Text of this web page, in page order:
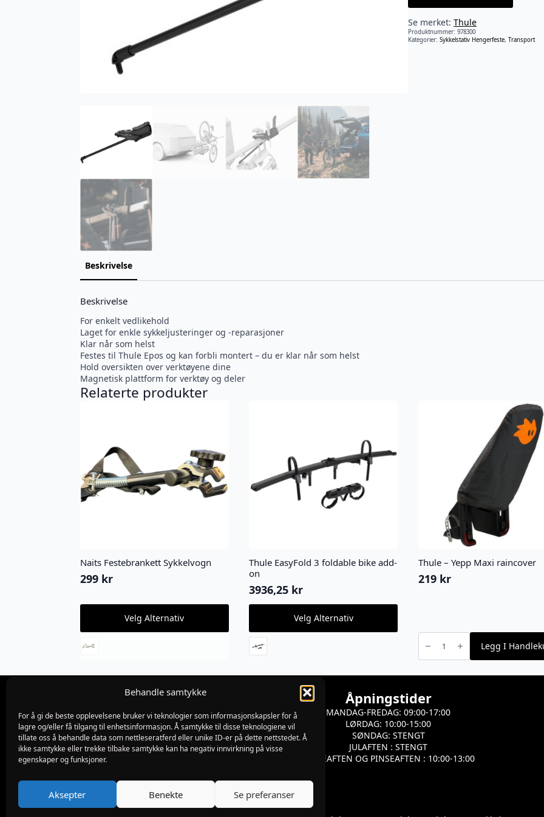
Behandle samtykke
For å gi de beste opplevelsene bruker vi teknologier som informasjonskapsler for å
lagre og/eller få tilgang til enhetsinformasjon. Å samtykke til disse teknologiene vil
tillate oss å behandle data som nettleseratferd eller unike ID-er på dette nettstedet. Å
ikke samtykke eller trekke tilbake samtykke kan ha negativ innvirkning på visse
egenskaper og funksjoner.
Aksepter Benekte Se preferanser
Se merket: Thule
Produktnummer: 978300
Kategorier: Sykkelstativ Hengerfeste, Transport
Beskrivelse
Beskrivelse
For enkelt vedlikehold
Laget for enkle sykkeljusteringer og -reparasjoner
Klar når som helst
Festes til Thule Epos og kan forbli montert – du er klar når som helst
Hold oversikten over verktøyene dine
Magnetisk plattform for verktøy og deler
Relaterte produkter
Naits Festebrankett Sykkelvogn
299 kr
Velg Alternativ
har
flere
kan
produktsiden
Thule EasyFold 3 foldable bike add-
on
3936,25 kr
Velg Alternativ
har
flere
varianter.
kan
produktsiden
Thule – Yepp Maxi raincover
219 kr
Thule
Yepp
Maxi
Legg I
Org.nr 982775019
Blødekjær 26
4838 arendal
tlf 37 02 39 60
Åpningstider
MANDAG-FREDAG: 09:00-17:00
LØRDAG: 10:00-15:00
SØNDAG: STENGT
JULAFTEN : STENGT
PÅSKEAFTEN OG PINSEAFTEN : 10:00-13:00